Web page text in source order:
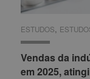
ESTUDOS,
Vendas da
em 2025,
ESTUDOS
Vendas da
em 2025,